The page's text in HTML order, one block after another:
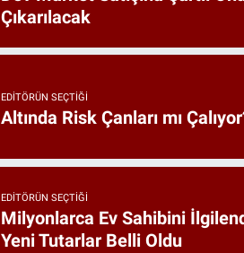
Çıkarılacak
EDITÖRÜN SEÇTIĞI
Altında Risk Çanları mı
EDITÖRÜN SEÇTIĞI
Milyonlarca Ev Sahibini
Yeni Tutarlar Belli Oldu